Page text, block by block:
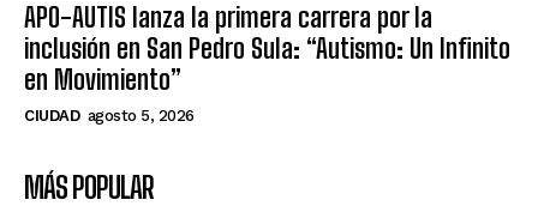
APO-AUTIS lanza la primera carrera por la
inclusión en San Pedro Sula: “Autismo: Un Infinito
en Movimiento”
CIUDAD agosto 5, 2026
MÁS POPULAR